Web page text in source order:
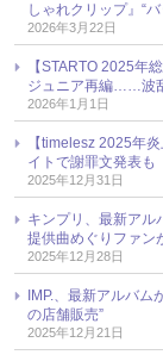
しゃれクリップ』“
2026年3月22日
【STARTO 2025年
ジュニア再編……波
2026年1月1日
【timelesz 2025年
イトで謝罪文発表も
2025年12月31日
キンプリ、最新ア
提供曲めぐりファン
2025年12月28日
IMP.、最新アルバ
の店舗販売”
2025年12月21日